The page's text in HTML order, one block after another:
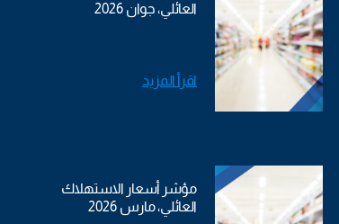
العائلي، جوان 2026
اقرأ المزيد
مؤشر أسعار الاستهلاك
العائلي، مارس 2026